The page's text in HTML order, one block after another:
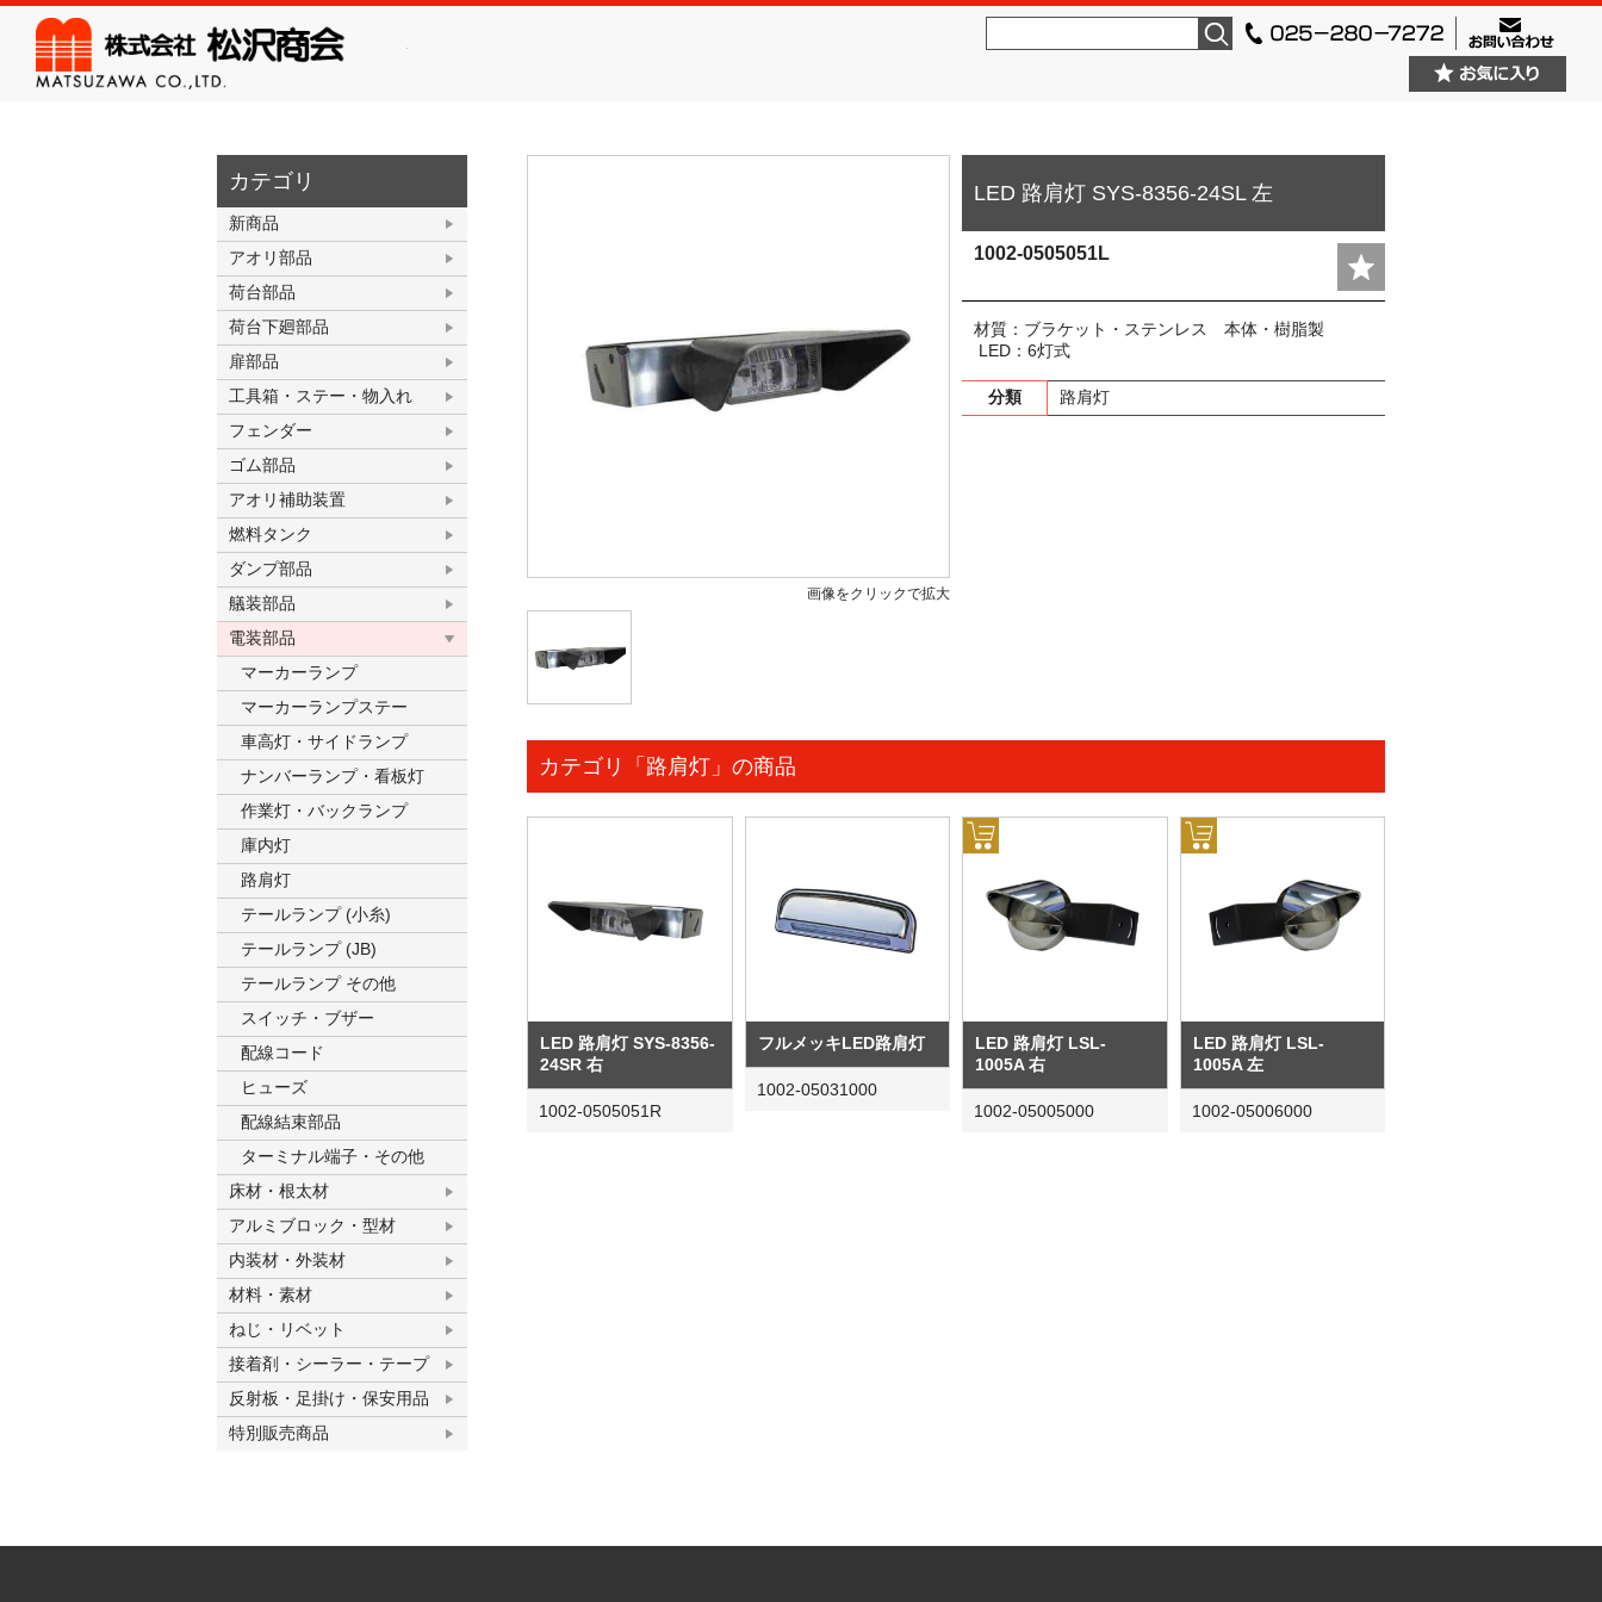
MATSUZAWA CO.,LTD.
カテゴリ
新商品
アオリ部品
荷台部品
荷台下廻部品
扉部品
工具箱・ステー・物入れ
フェンダー
ゴム部品
アオリ補助装置
燃料タンク
ダンプ部品
艤装部品
電装部品
マーカーランプ
マーカーランプステー
車高灯・サイドランプ
ナンバーランプ・看板灯
作業灯・バックランプ
庫内灯
路肩灯
テールランプ (小糸)
テールランプ (JB)
テールランプ その他
スイッチ・ブザー
配線コード
ヒューズ
配線結束部品
ターミナル端子・その他
床材・根太材
アルミブロック・型材
内装材・外装材
材料・素材
ねじ・リベット
接着剤・シーラー・テープ
反射板・足掛け・保安用品
特別販売商品
画像をクリックで拡大
LED 路肩灯 SYS-8356-24SL 左
1002-0505051L
材質：ブラケット・ステンレス 本体・樹脂製
LED：6灯式
分類 路肩灯
カテゴリ「路肩灯」の商品
LED 路肩灯 SYS-8356-
24SR 右
1002-0505051R
フルメッキLED路肩灯
1002-05031000
LED 路肩灯 LSL-
1005A 右
1002-05005000
LED 路肩灯 LSL-
1005A 左
1002-05006000